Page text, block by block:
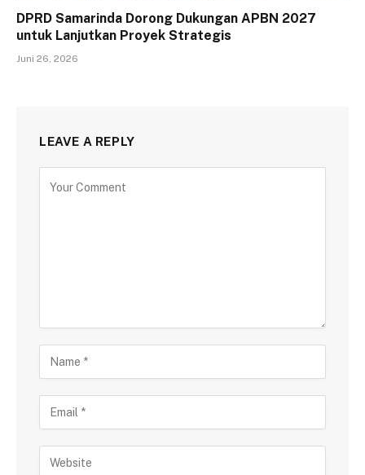
DPRD Samarinda Dorong Dukungan APBN 2027
untuk Lanjutkan Proyek Strategis
Juni 26, 2026
LEAVE A REPLY